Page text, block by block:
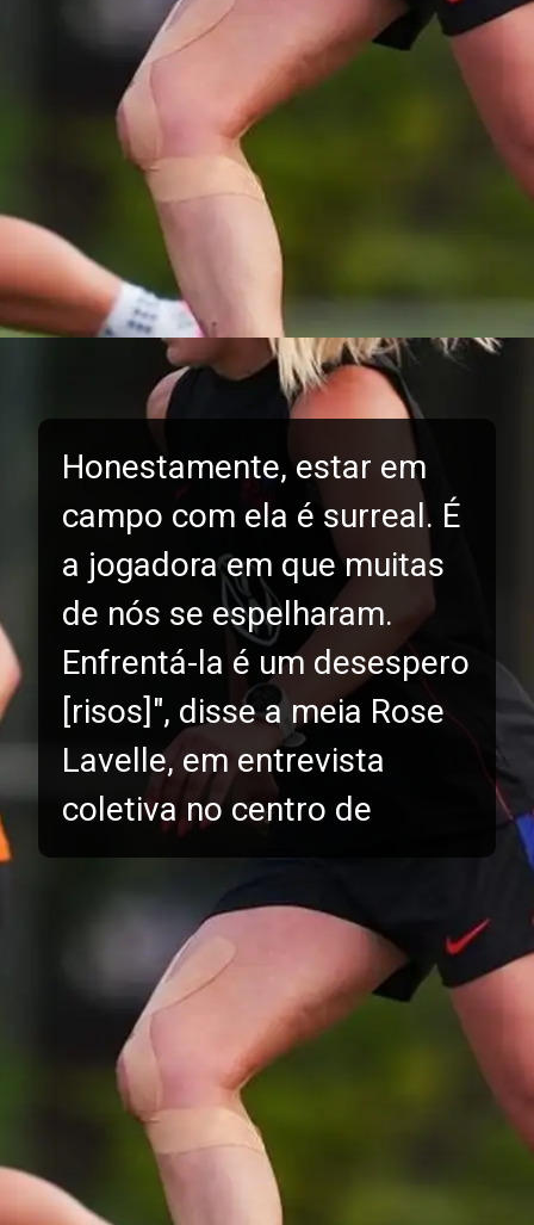
Honestamente, estar em
campo com ela é surreal. É
a jogadora em que muitas
de nós se espelharam.
Enfrentá-la é um desespero
[risos]", disse a meia Rose
Lavelle, em entrevista
coletiva no centro de